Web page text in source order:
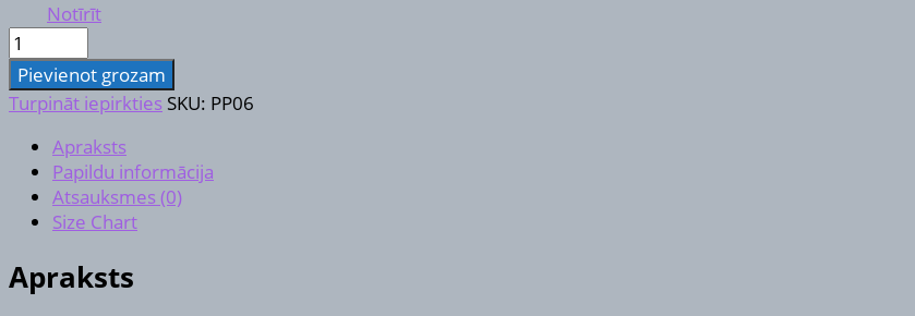
Notīrīt
Sieviešu
auduma
apavi
daudzums
Pievienot grozam
Turpināt iepirkties SKU: PP06
Apraksts
Papildu informācija
Atsauksmes (0)
Size Chart
Apraksts